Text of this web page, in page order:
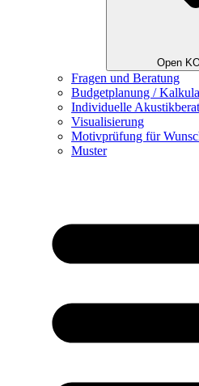
Open
Fragen und Beratung
Budgetplanung /
Individuelle
Visualisierung
Motivprüfung für
Muster